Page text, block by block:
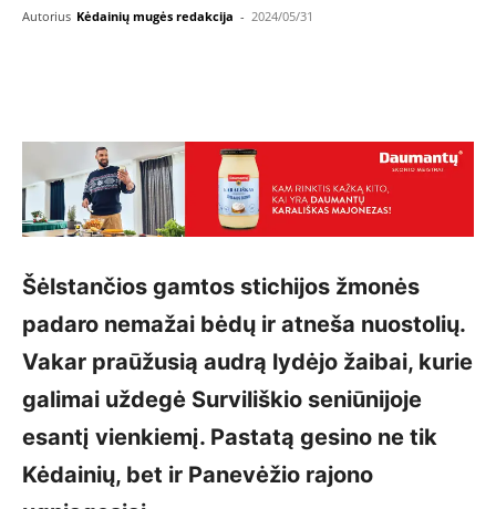
Autorius Kėdainių mugės redakcija - 2024/05/31
Šėlstančios gamtos stichijos žmonės
padaro nemažai bėdų ir atneša nuostolių.
Vakar praūžusią audrą lydėjo žaibai, kurie
galimai uždegė Surviliškio seniūnijoje
esantį vienkiemį. Pastatą gesino ne tik
Kėdainių, bet ir Panevėžio rajono